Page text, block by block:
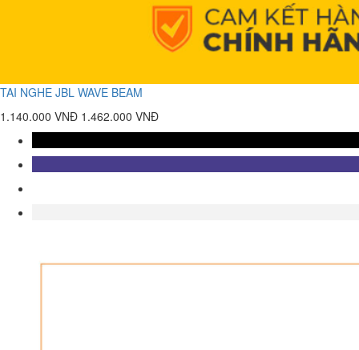
TAI NGHE JBL WAVE BEAM
1.140.000 VNĐ 1.462.000 VNĐ